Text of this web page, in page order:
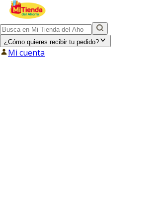
¿Cómo quieres recibir tu pedido?
Mi cuenta